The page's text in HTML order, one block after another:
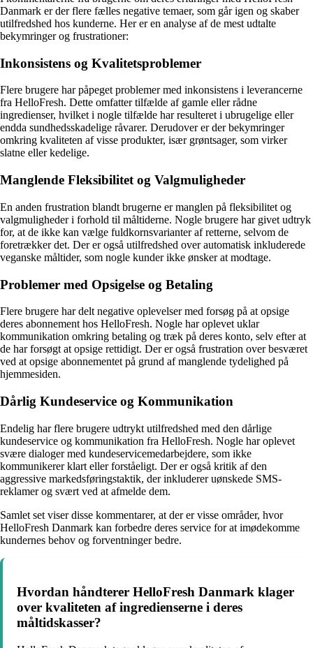
Danmark er der flere fælles negative temaer, som går igen og skaber
utilfredshed hos kunderne. Her er en analyse af de mest udtalte
bekymringer og frustrationer:
Inkonsistens og Kvalitetsproblemer
Flere brugere har påpeget problemer med inkonsistens i leverancerne
fra HelloFresh. Dette omfatter tilfælde af gamle eller rådne
ingredienser, hvilket i nogle tilfælde har resulteret i ubrugelige eller
endda sundhedsskadelige råvarer. Derudover er der bekymringer
omkring kvaliteten af visse produkter, især grøntsager, som virker
slatne eller kedelige.
Manglende Fleksibilitet og Valgmuligheder
En anden frustration blandt brugerne er manglen på fleksibilitet og
valgmuligheder i forhold til måltiderne. Nogle brugere har givet udtryk
for, at de ikke kan vælge fuldkornsvarianter af retterne, selvom de
foretrækker det. Der er også utilfredshed over automatisk inkluderede
veganske måltider, som nogle kunder ikke ønsker at modtage.
Problemer med Opsigelse og Betaling
Flere brugere har delt negative oplevelser med forsøg på at opsige
deres abonnement hos HelloFresh. Nogle har oplevet uklar
kommunikation omkring betaling og træk på deres konto, selv efter at
de har forsøgt at opsige rettidigt. Der er også frustration over besværet
ved at opsige abonnementet på grund af manglende tydelighed på
hjemmesiden.
Dårlig Kundeservice og Kommunikation
Endelig har flere brugere udtrykt utilfredshed med den dårlige
kundeservice og kommunikation fra HelloFresh. Nogle har oplevet
svære dialoger med kundeservicemedarbejdere, som ikke
kommunikerer klart eller forståeligt. Der er også kritik af den
aggressive markedsføringstaktik, der inkluderer uønskede SMS-
reklamer og svært ved at afmelde dem.
Samlet set viser disse kommentarer, at der er visse områder, hvor
HelloFresh Danmark kan forbedre deres service for at imødekomme
kundernes behov og forventninger bedre.
Hvordan håndterer HelloFresh Danmark klager
over kvaliteten af ingredienserne i deres
måltidskasser?